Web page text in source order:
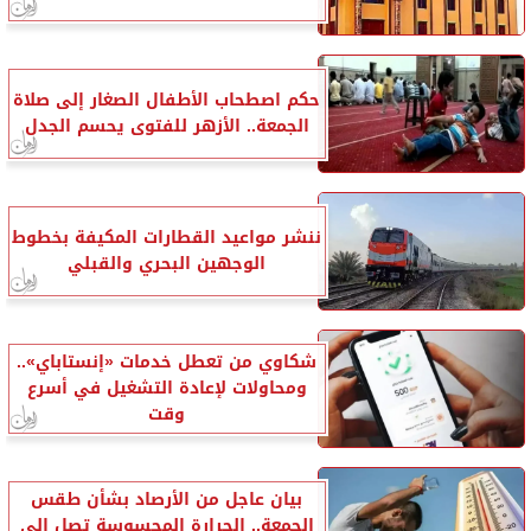
حكم اصطحاب الأطفال الصغار إلى صلاة
الجمعة.. الأزهر للفتوى يحسم الجدل
ننشر مواعيد القطارات المكيفة بخطوط
الوجهين البحري والقبلي
شكاوي من تعطل خدمات «إنستاباي»..
ومحاولات لإعادة التشغيل في أسرع
وقت
بيان عاجل من الأرصاد بشأن طقس